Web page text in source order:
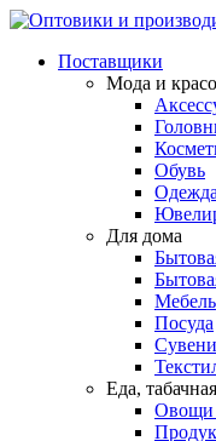
Поставщики
Мода и
Обувь
Одежда
Для дома
Мебель
Посуда
Еда,
Овощи